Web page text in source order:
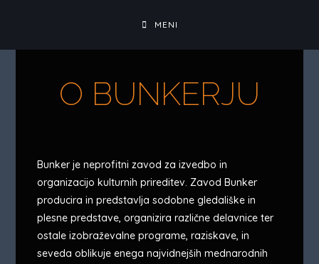
MENI
O BUNKERJU
Bunker je neprofitni zavod za izvedbo in
organizacijo kulturnih prireditev. Zavod Bunker
producira in predstavlja sodobne gledališke in
plesne predstave, organizira različne delavnice ter
ostale izobraževalne programe, raziskave, in
seveda oblikuje enega najvidnejših mednarodnih